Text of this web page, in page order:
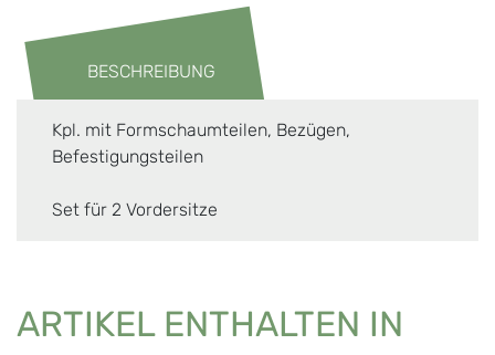
BESCHREIBUNG
Kpl. mit Formschaumteilen, Bezügen,
Befestigungsteilen
Set für 2 Vordersitze
ARTIKEL ENTHALTEN IN